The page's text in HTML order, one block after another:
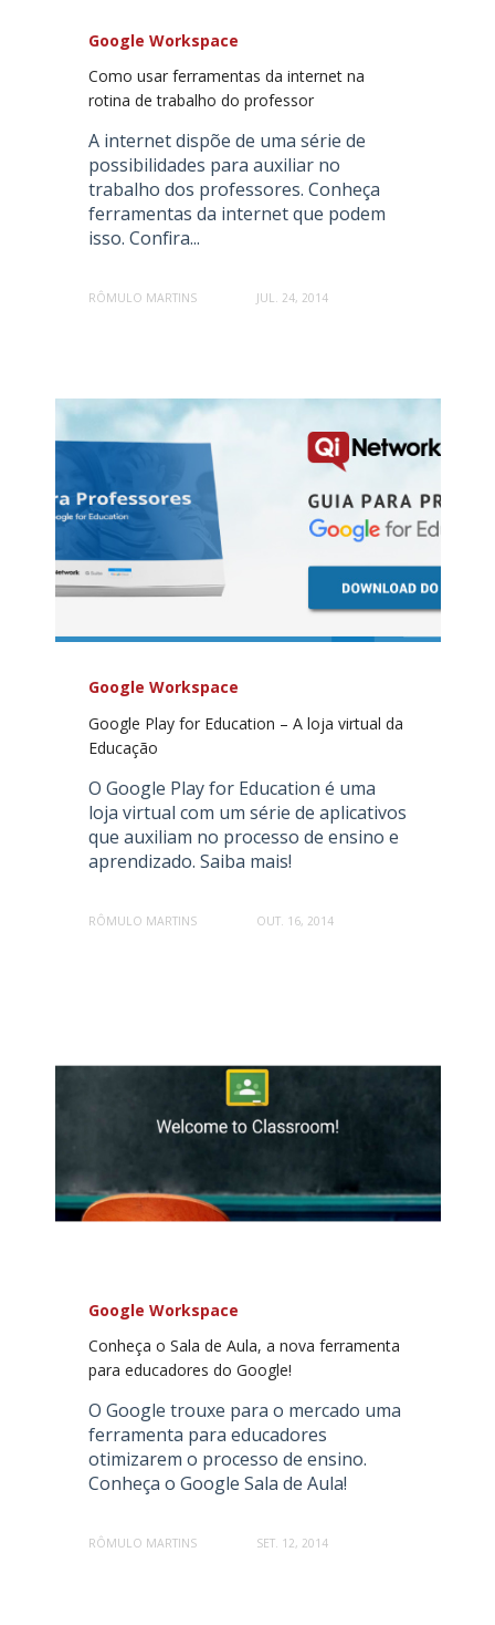
Google Workspace
Como usar ferramentas da internet na
rotina de trabalho do professor
A internet dispõe de uma série de
possibilidades para auxiliar no
trabalho dos professores. Conheça
ferramentas da internet que podem
isso. Confira...
RÔMULO MARTINS JUL. 24, 2014
Google Workspace
Google Play for Education – A loja virtual da
Educação
O Google Play for Education é uma
loja virtual com um série de aplicativos
que auxiliam no processo de ensino e
aprendizado. Saiba mais!
RÔMULO MARTINS OUT. 16, 2014
Google Workspace
Conheça o Sala de Aula, a nova ferramenta
para educadores do Google!
O Google trouxe para o mercado uma
ferramenta para educadores
otimizarem o processo de ensino.
Conheça o Google Sala de Aula!
RÔMULO MARTINS SET. 12, 2014